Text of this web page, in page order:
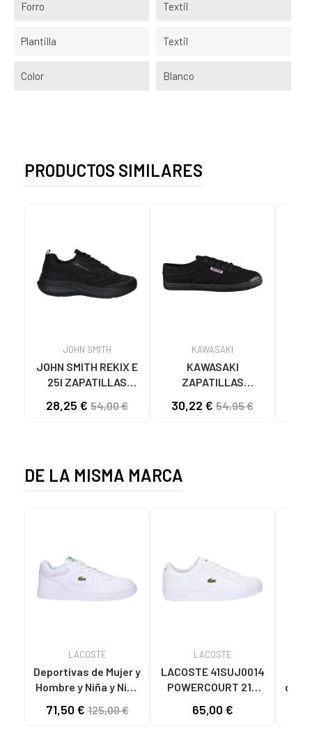
Forro Textil
Plantilla Textil
Color Blanco
PRODUCTOS SIMILARES
JOHN SMITH
JOHN SMITH REKIX E
25I ZAPATILLAS
NEGRO NEGRO
28,25 € 54,00 €
KAWASAKI
KAWASAKI
ZAPATILLAS
CANVAS K192495
30,22 € 54,95 €
DE LA MISMA MARCA
LACOSTE
Deportivas de Mujer y
Hombre y Niña y Niño
LINESET 21G WHT-
71,50 €125,00 €
LACOSTE
LACOSTE 41SUJ0014
POWERCOURT 21G
65,00 €
de